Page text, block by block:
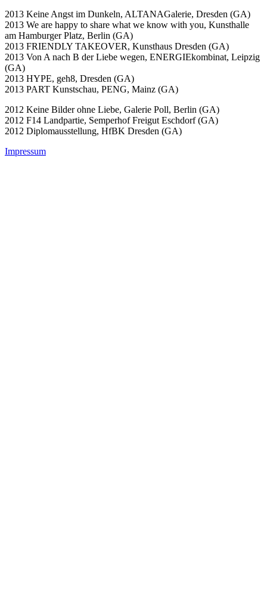
2013 Keine Angst im Dunkeln, ALTANAGalerie, Dresden (GA)
2013 We are happy to share what we know with you, Kunsthalle
am Hamburger Platz, Berlin (GA)
2013 FRIENDLY TAKEOVER, Kunsthaus Dresden (GA)
2013 Von A nach B der Liebe wegen, ENERGIEkombinat, Leipzig
(GA)
2013 HYPE, geh8, Dresden (GA)
2013 PART Kunstschau, PENG, Mainz (GA)
2012 Keine Bilder ohne Liebe, Galerie Poll, Berlin (GA)
2012 F14 Landpartie, Semperhof Freigut Eschdorf (GA)
2012 Diplomausstellung, HfBK Dresden (GA)
Impressum